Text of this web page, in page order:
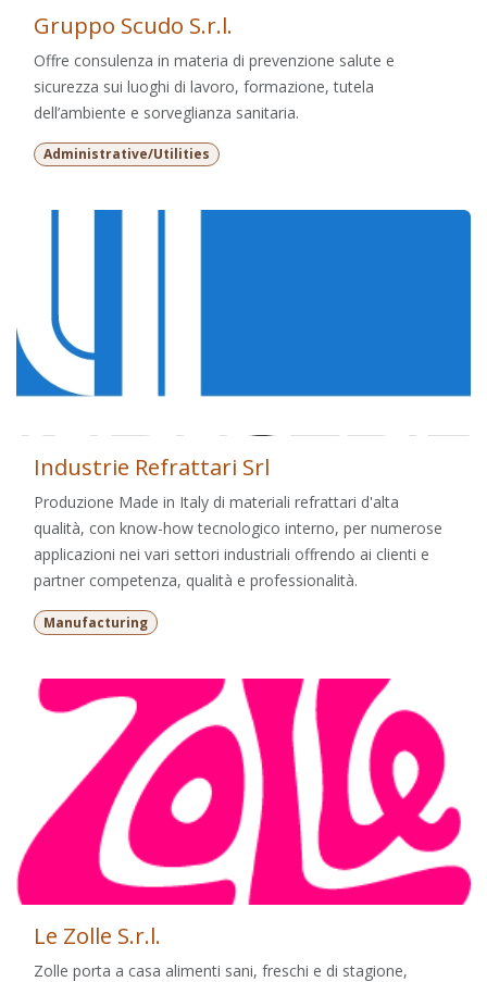
Gruppo Scudo S.r.l.
Offre consulenza in materia di prevenzione salute e
sicurezza sui luoghi di lavoro, formazione, tutela
dell’ambiente e sorveglianza sanitaria.
Administrative/Utilities
Industrie Refrattari Srl
Produzione Made in Italy di materiali refrattari d'alta
qualità, con know-how tecnologico interno, per numerose
applicazioni nei vari settori industriali offrendo ai clienti e
partner competenza, qualità e professionalità.
Manufacturing
Le Zolle S.r.l.
Zolle porta a casa alimenti sani, freschi e di stagione,